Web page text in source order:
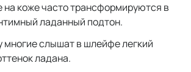
на коже часто трансформируются в
ладанный подтон.
многие слышат в шлейфе легкий
ладана.